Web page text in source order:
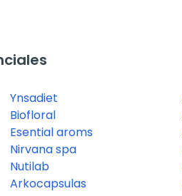
Ynsadiet
Biofloral
Esential aroms
Nirvana spa
Nutilab
Arkocapsulas